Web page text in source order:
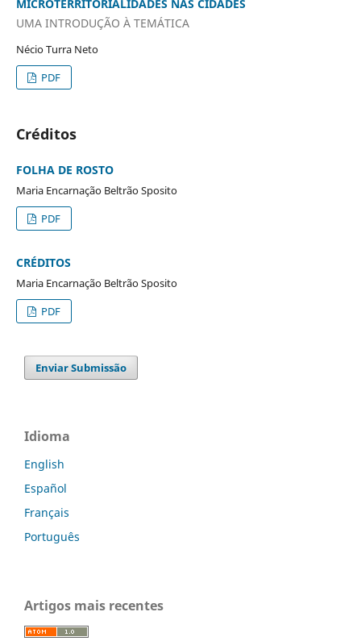
MICROTERRITORIALIDADES NAS CIDADES
UMA INTRODUÇÃO À TEMÁTICA
Nécio Turra Neto
PDF
Créditos
FOLHA DE ROSTO
Maria Encarnação Beltrão Sposito
PDF
CRÉDITOS
Maria Encarnação Beltrão Sposito
PDF
Enviar Submissão
Idioma
English
Español
Français
Português
Artigos mais recentes